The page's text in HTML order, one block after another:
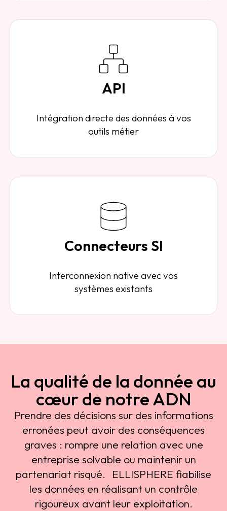
API
Intégration directe des données à vos
outils métier
Connecteurs SI
Interconnexion native avec vos
systèmes existants
La qualité de la donnée au
cœur de notre ADN
Prendre des décisions sur des informations
erronées peut avoir des conséquences
graves : rompre une relation avec une
entreprise solvable ou maintenir un
partenariat risqué. ELLISPHERE fiabilise
les données en réalisant un contrôle
rigoureux avant leur exploitation.